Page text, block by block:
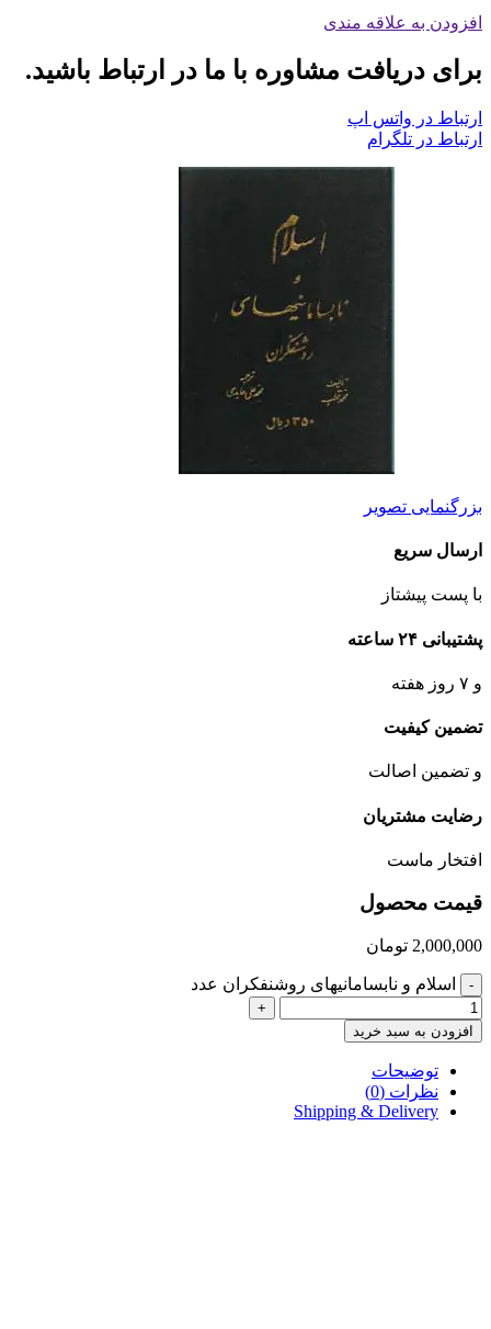
افزودن به علاقه مندی
برای دریافت مشاوره با ما در ارتباط باشید.
ارتباط در واتس اپ
ارتباط در تلگرام
بزرگنمایی تصویر
ارسال سریع
با پست پیشتاز
پشتیبانی ۲۴ ساعته
و ۷ روز هفته
تضمین کیفیت
و تضمین اصالت
رضایت مشتریان
افتخار ماست
قیمت محصول
2,000,000 تومان
- اسلام و نابسامانیهای روشنفکران عدد
+
افزودن به سبد خرید
توضیحات
نظرات (0)
Shipping & Delivery